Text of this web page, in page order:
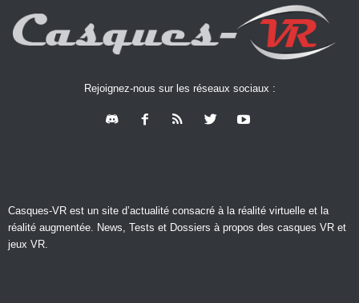
Rejoignez-nous sur les réseaux sociaux :
Casques-VR est un site d’actualité consacré à la réalité virtuelle et la
réalité augmentée. News, Tests et Dossiers à propos des casques VR et
jeux VR.